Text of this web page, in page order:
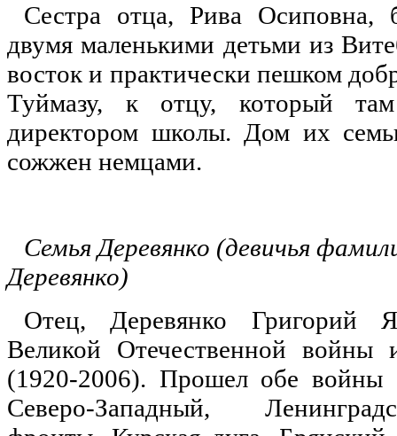
Сестра отца, Рива Осиповна,
двумя маленькими детьми из
восток и практически пешком
Туймазу, к отцу, который
директором школы. Дом их
сожжен немцами.
Семья Деревянко (девичья
Деревянко)
Отец, Деревянко Григорий
Великой Отечественной
(1920-2006). Прошел обе войны
Северо-Западный,